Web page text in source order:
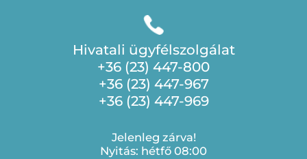
Hivatali ügyfélszolgálat
+36 (23) 447-800
+36 (23) 447-967
+36 (23) 447-969
Jelenleg zárva!
Nyitás: hétfő 08:00